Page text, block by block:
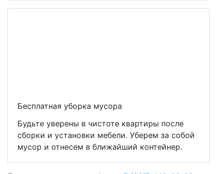
Бесплатная уборка мусора
Будьте уверены в чистоте квартиры после
сборки и установки мебели. Уберем за собой
мусор и отнесем в ближайший контейнер.